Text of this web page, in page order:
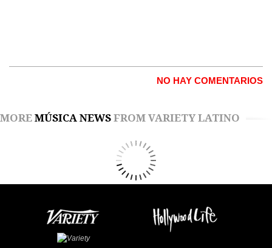
NO HAY COMENTARIOS
MORE MÚSICA NEWS FROM VARIETY LATINO